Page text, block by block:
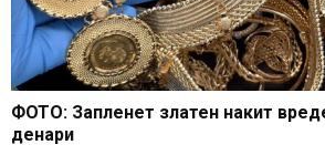
ФОТО: Запленет златен накит
денари